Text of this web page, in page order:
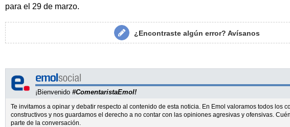
para el 29 de marzo.
¿Encontraste algún error?Avísanos
¡Bienvenido #ComentaristaEmol!
Te invitamos a opinar y debatir respecto al contenido de esta noticia. En Emol valoramos todos los
constructivos y nos guardamos el derecho a no contar con las opiniones agresivas y ofensivas.
parte de la conversación.